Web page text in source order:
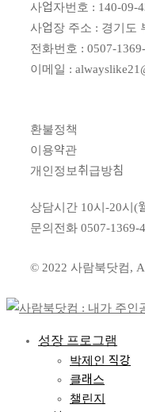
사업자번호 : 140-09-
사업장 주소 : 경기도
전화번호 : 0507-
이메일 :
환불정책
이용약관
개인정보취급방침
상담시간 10시-20시(
문의전화 0507-1369-
© 2022 사람북닷컴,
성장 프로그램
박제인 직강
클래스
챌린지